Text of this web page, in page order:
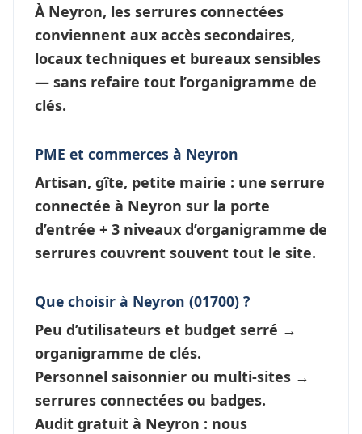
À Neyron, les serrures connectées
conviennent aux accès secondaires,
locaux techniques et bureaux sensibles
— sans refaire tout l’organigramme de
clés.
PME et commerces à Neyron
Artisan, gîte, petite mairie : une serrure
connectée à Neyron sur la porte
d’entrée + 3 niveaux d’organigramme de
serrures couvrent souvent tout le site.
Que choisir à Neyron (01700) ?
Peu d’utilisateurs et budget serré →
organigramme de clés.
Personnel saisonnier ou multi-sites →
serrures connectées ou badges.
Audit gratuit à Neyron : nous